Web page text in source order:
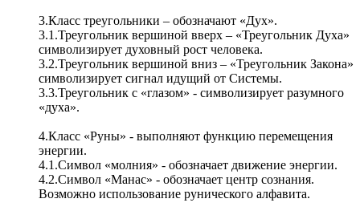
3.Класс треугольники – обозначают «Дух».
3.1.Треугольник вершиной вверх – «Треугольник Духа»
символизирует духовный рост человека.
3.2.Треугольник вершиной вниз – «Треугольник Закона»
символизирует сигнал идущий от Системы.
3.3.Треугольник с «глазом» - символизирует разумного
«духа».
4.Класс «Руны» - выполняют функцию перемещения
энергии.
4.1.Символ «молния» - обозначает движение энергии.
4.2.Символ «Манас» - обозначает центр сознания.
Возможно использование рунического алфавита.